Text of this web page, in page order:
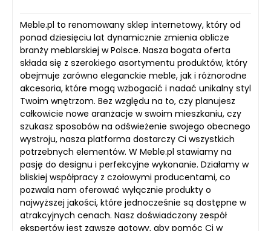
Meble.pl to renomowany sklep internetowy, który od
ponad dziesięciu lat dynamicznie zmienia oblicze
branży meblarskiej w Polsce. Nasza bogata oferta
składa się z szerokiego asortymentu produktów, który
obejmuje zarówno eleganckie meble, jak i różnorodne
akcesoria, które mogą wzbogacić i nadać unikalny styl
Twoim wnętrzom. Bez względu na to, czy planujesz
całkowicie nowe aranżacje w swoim mieszkaniu, czy
szukasz sposobów na odświeżenie swojego obecnego
wystroju, nasza platforma dostarczy Ci wszystkich
potrzebnych elementów. W Meble.pl stawiamy na
pasję do designu i perfekcyjne wykonanie. Działamy w
bliskiej współpracy z czołowymi producentami, co
pozwala nam oferować wyłącznie produkty o
najwyższej jakości, które jednocześnie są dostępne w
atrakcyjnych cenach. Nasz doświadczony zespół
ekspertów jest zawsze gotowy, aby pomóc Ci w